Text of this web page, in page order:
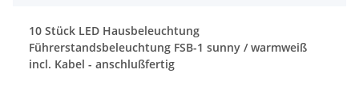
10 Stück LED Hausbeleuchtung
Führerstandsbeleuchtung FSB-1 sunny / warmweiß
incl. Kabel - anschlußfertig